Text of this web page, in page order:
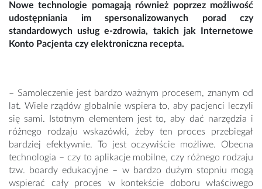
Nowe technologie pomagają również poprzez możliwość
udostępniania im spersonalizowanych porad czy
standardowych usług e-zdrowia, takich jak Internetowe
Konto Pacjenta czy elektroniczna recepta.
– Samoleczenie jest bardzo ważnym procesem, znanym od
lat. Wiele rządów globalnie wspiera to, aby pacjenci leczyli
się sami. Istotnym elementem jest to, aby dać narzędzia i
różnego rodzaju wskazówki, żeby ten proces przebiegał
bardziej efektywnie. To jest oczywiście możliwe. Obecna
technologia – czy to aplikacje mobilne, czy różnego rodzaju
tzw. boardy edukacyjne – w bardzo dużym stopniu mogą
wspierać cały proces w kontekście doboru właściwego